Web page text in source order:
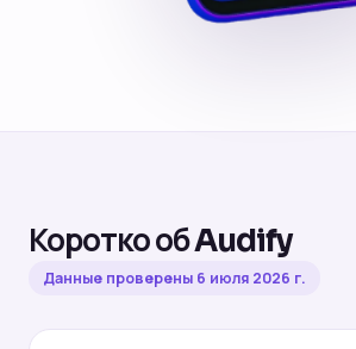
Коротко об Audify
Данные проверены 6 июля 2026 г.